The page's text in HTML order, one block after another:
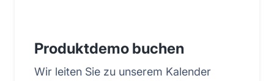
Produktdemo buchen
Wir leiten Sie zu unserem Kalender